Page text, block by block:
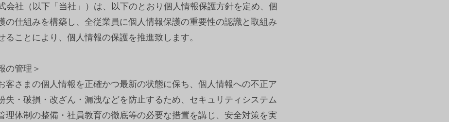
会社（以下「当社」）は、以下のとおり個人情報保護方針を定め、個
の仕組みを構築し、全従業員に個人情報保護の重要性の認識と取組み
ることにより、個人情報の保護を推進致します。
の管理＞
客さまの個人情報を正確かつ最新の状態に保ち、個人情報への不正ア
失・破損・改ざん・漏洩などを防止するため、セキュリティシステム
理体制の整備・社員教育の徹底等の必要な措置を講じ、安全対策を実